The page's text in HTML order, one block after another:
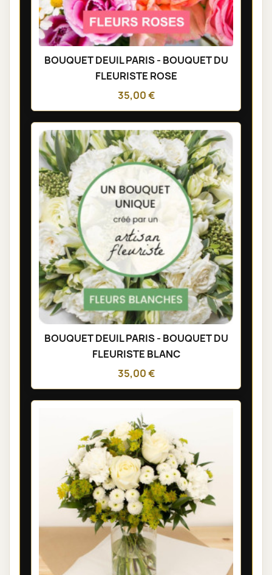
BOUQUET DEUIL PARIS - BOUQUET DU
FLEURISTE ROSE
35,00 €
BOUQUET DEUIL PARIS - BOUQUET DU
FLEURISTE BLANC
35,00 €